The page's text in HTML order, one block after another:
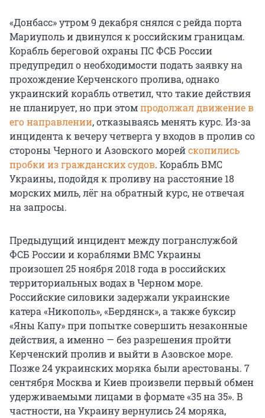
«Донбасс» утром 9 декабря снялся с рейда порта
Мариуполь и двинулся к российским границам.
Корабль береговой охраны ПС ФСБ России
предупредил о необходимости подать заявку на
прохождение Керченского пролива, однако
украинский корабль ответил, что такие действия
не планирует, но при этомпродолжал движение в
его направлении, отказываясь менять курс. Из-за
инцидента к вечеру четверга у входов в пролив со
стороны Черного и Азовского морейскопились
пробки из гражданских судов. Корабль ВМС
Украины, подойдя к проливу на расстояние 18
морских миль, лёг на обратный курс, не отвечая
на запросы.
Предыдущий инцидент между погранслужбой
ФСБ России и кораблями ВМС Украины
произошел 25 ноября 2018 года в российских
территориальных водах в Черном море.
Российские силовики задержали украинские
катера «Никополь», «Бердянск», а также буксир
«Яны Капу» при попытке совершить незаконные
действия, а именно — без разрешения пройти
Керченский пролив и выйти в Азовское море.
Позже 24 украинских моряка были арестованы. 7
сентября Москва и Киев произвели первый обмен
удерживаемыми лицами в формате «35 на 35». В
частности, на Украину вернулись 24 моряка,